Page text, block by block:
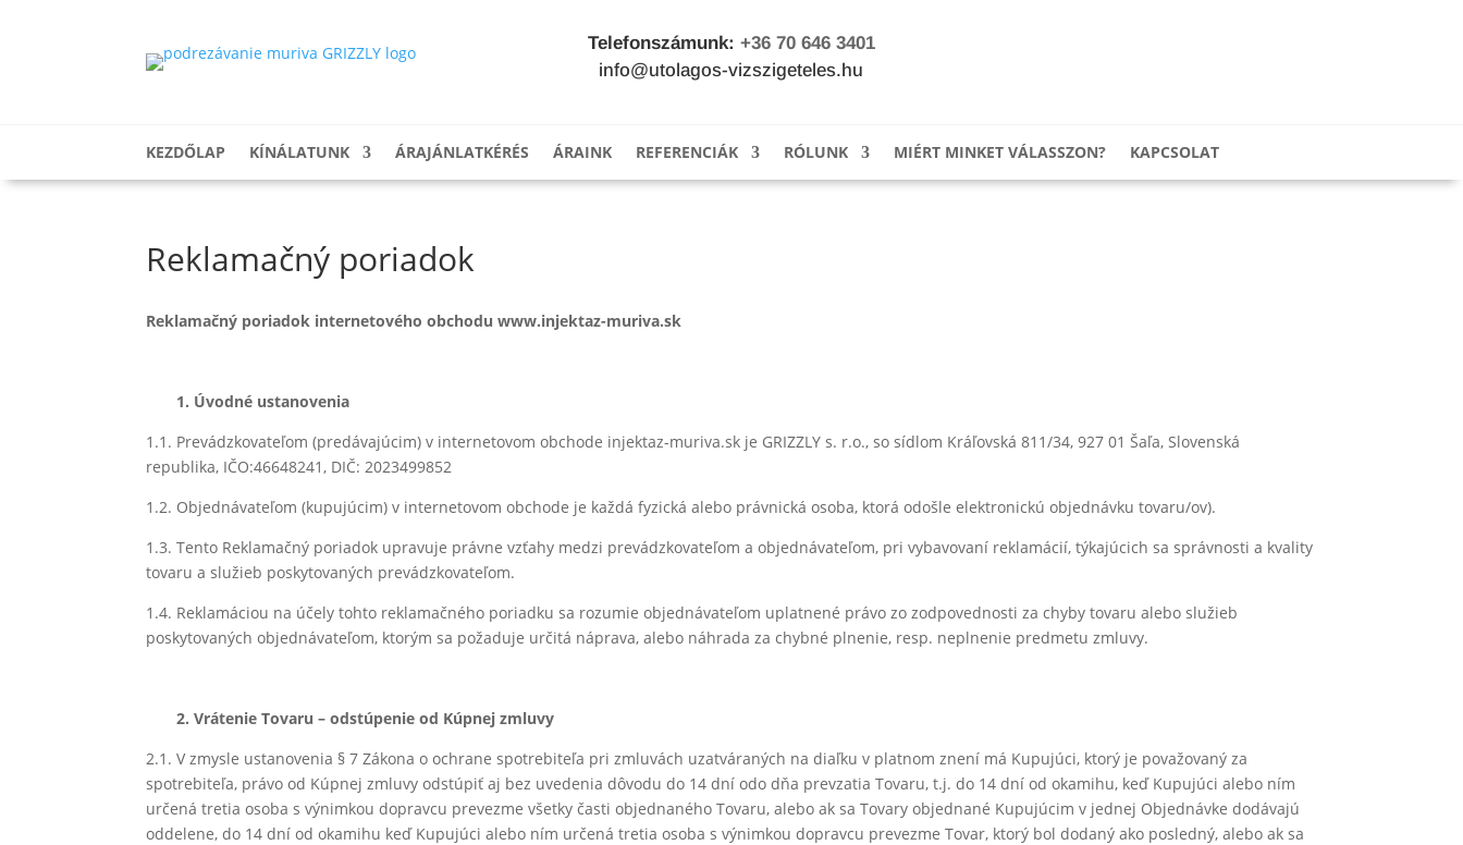
Telefonszámunk: +36 70 646 3401
info@utolagos-vizszigeteles.hu
KEZDŐLAP KÍNÁLATUNK ÁRAJÁNLATKÉRÉS ÁRAINK REFERENCIÁK RÓLUNK MIÉRT MINKET VÁLASSZON? KAPCSOLAT
Reklamačný poriadok
Reklamačný poriadok internetového obchodu www.injektaz-muriva.sk
1. Úvodné ustanovenia
1.1. Prevádzkovateľom (predávajúcim) v internetovom obchode injektaz-muriva.sk je GRIZZLY s. r.o., so sídlom Kráľovská 811/34, 927 01 Šaľa, Slovenská
republika, IČO:46648241, DIČ: 2023499852
1.2. Objednávateľom (kupujúcim) v internetovom obchode je každá fyzická alebo právnická osoba, ktorá odošle elektronickú objednávku tovaru/ov).
1.3. Tento Reklamačný poriadok upravuje právne vzťahy medzi prevádzkovateľom a objednávateľom, pri vybavovaní reklamácií, týkajúcich sa správnosti a kvality
tovaru a služieb poskytovaných prevádzkovateľom.
1.4. Reklamáciou na účely tohto reklamačného poriadku sa rozumie objednávateľom uplatnené právo zo zodpovednosti za chyby tovaru alebo služieb
poskytovaných objednávateľom, ktorým sa požaduje určitá náprava, alebo náhrada za chybné plnenie, resp. neplnenie predmetu zmluvy.
2. Vrátenie Tovaru – odstúpenie od Kúpnej zmluvy
2.1. V zmysle ustanovenia § 7 Zákona o ochrane spotrebiteľa pri zmluvách uzatváraných na diaľku v platnom znení má Kupujúci, ktorý je považovaný za
spotrebiteľa, právo od Kúpnej zmluvy odstúpiť aj bez uvedenia dôvodu do 14 dní odo dňa prevzatia Tovaru, t.j. do 14 dní od okamihu, keď Kupujúci alebo ním
určená tretia osoba s výnimkou dopravcu prevezme všetky časti objednaného Tovaru, alebo ak sa Tovary objednané Kupujúcim v jednej Objednávke dodávajú
oddelene, do 14 dní od okamihu keď Kupujúci alebo ním určená tretia osoba s výnimkou dopravcu prevezme Tovar, ktorý bol dodaný ako posledný, alebo ak sa